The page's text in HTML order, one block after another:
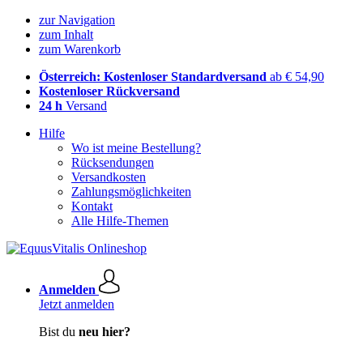
zur Navigation
zum Inhalt
zum Warenkorb
Österreich: Kostenloser Standardversand ab € 54,90
Kostenloser Rückversand
24 h Versand
Hilfe
Wo ist meine Bestellung?
Rücksendungen
Versandkosten
Zahlungsmöglichkeiten
Kontakt
Alle Hilfe-Themen
Anmelden
Jetzt anmelden
Bist du neu hier?